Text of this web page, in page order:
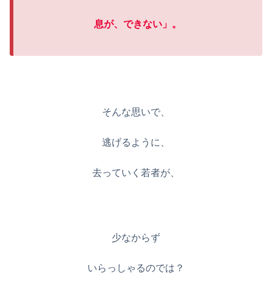
息が、できない」。
そんな思いで、
逃げるように、
去っていく若者が、
少なからず
いらっしゃるのでは？